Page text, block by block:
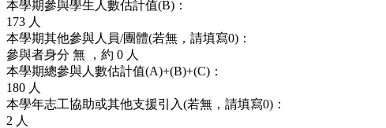
本學期參與學生人數估計值(B)：
173 人
本學期其他參與人員/團體(若無，請填寫0)：
參與者身分 無 ，約 0 人
本學期總參與人數估計值(A)+(B)+(C)：
180 人
本學年志工協助或其他支援引入(若無，請填寫0)：
2 人